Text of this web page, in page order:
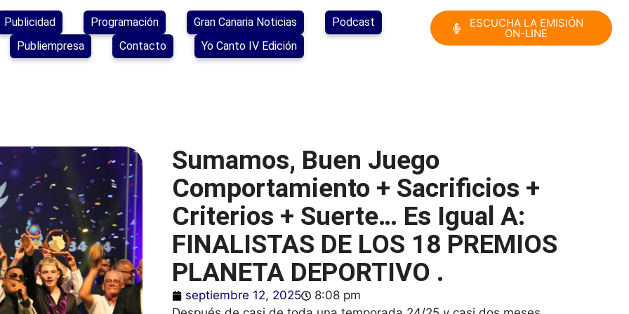
Publicidad Programación Gran Canaria Noticias
Podcast
Publiempresa
Contacto Yo Canto IV Edición
ESCUCHA LA EMISIÓN
ON-LINE
Sumamos, Buen Juego
Comportamiento + Sacrificios +
Criterios + Suerte… Es Igual A:
FINALISTAS DE LOS 18 PREMIOS
PLANETA DEPORTIVO .
septiembre 12, 2025
8:08 pm